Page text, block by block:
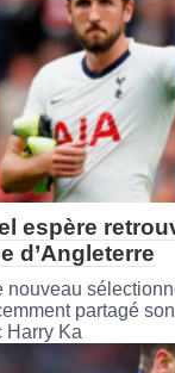
espère
d’Angleterre
nouveau
partagé
Harry Ka